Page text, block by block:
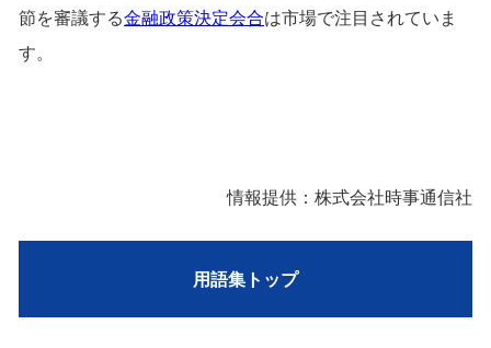
節を審議する金融政策決定会合は市場で注目されていま
す。
情報提供：株式会社時事通信社
用語集トップ